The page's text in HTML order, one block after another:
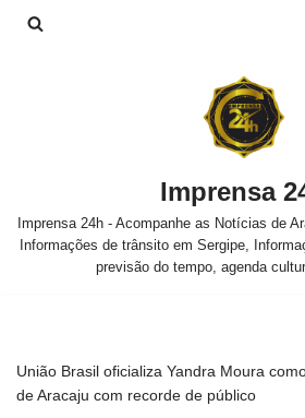
Imprensa
Imprensa 24h - Acompanhe as Notícias de
Informações de trânsito em Sergipe,
previsão do tempo, agenda
União Brasil oficializa Yandra Moura
de Aracaju com recorde de público